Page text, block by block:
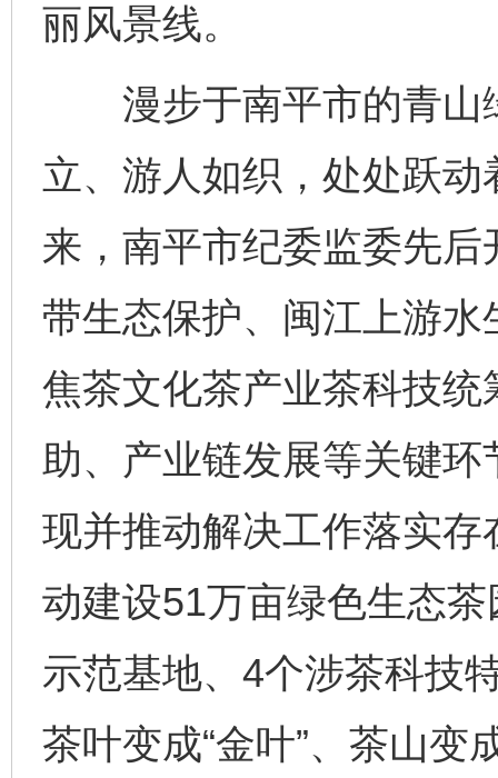
丽风景线。
漫步于南平市的青山
立、游人如织，处处跃
来，南平市纪委监委先
带生态保护、闽江上游
焦茶文化茶产业茶科技
助、产业链发展等关键环
现并推动解决工作落实
动建设51万亩绿色生态
示范基地、4个涉茶科技
茶叶变成“金叶”、茶山变